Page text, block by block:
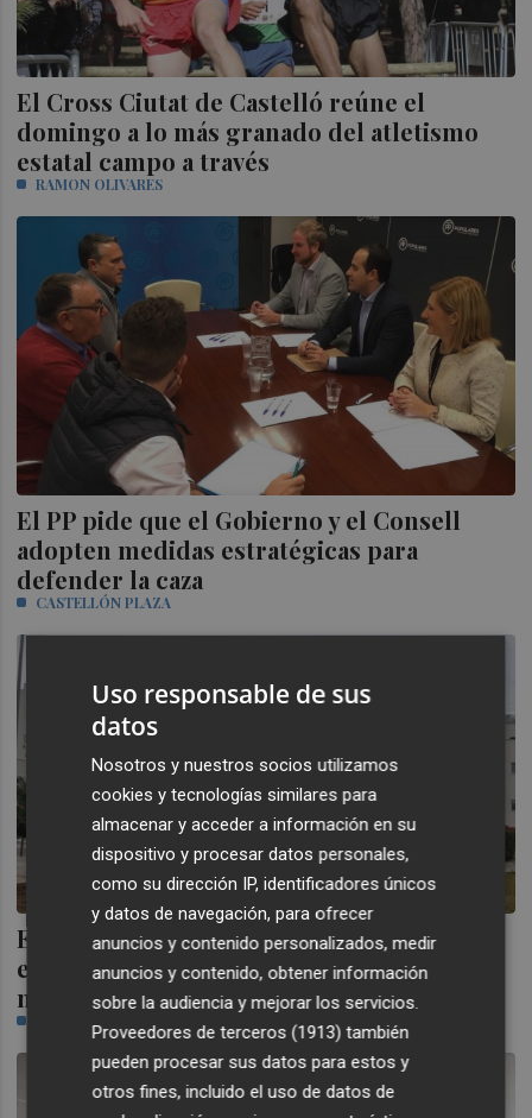
El Cross Ciutat de Castelló reúne el
domingo a lo más granado del atletismo
estatal campo a través
RAMON OLIVARES
El PP pide que el Gobierno y el Consell
adopten medidas estratégicas para
defender la caza
CASTELLÓN PLAZA
El hospital de Vinaròs instala
esterilizadores de última generación y
mejora la seguridad quirúrgica
Uso responsable de sus
datos
Nosotros y nuestros socios utilizamos
cookies y tecnologías similares para
almacenar y acceder a información en su
dispositivo y procesar datos personales,
como su dirección IP, identificadores únicos
y datos de navegación, para ofrecer
anuncios y contenido personalizados, medir
anuncios y contenido, obtener información
sobre la audiencia y mejorar los servicios.
Proveedores de terceros (1913) también
pueden procesar sus datos para estos y
otros fines, incluido el uso de datos de